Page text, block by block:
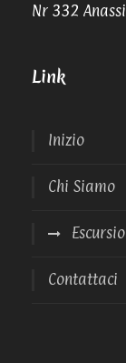
Nr 332
Link
Inizio
Chi Siamo
Contattaci